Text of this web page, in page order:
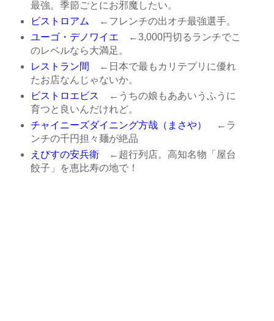
最強。季節ごとにお邪魔したい。
ビストロアム ←フレンチの出オチ最強選手。
ユーゴ・デノワイエ ←3,000円切るランチでこ
のレベルなら大満足。
レストラン間 ←日本で最もカリテプリに優れ
たお店なんじゃないか。
ビストロエビス ←うちの娘もああいうふうに
育つと良いんだけれど。
チャイニーズダイニング方哉（まさや）
←ラ
ンチの千円担々麺が絶品
えびすの安兵衛←超行列店。高知名物「屋台
餃子」を恵比寿の地で！